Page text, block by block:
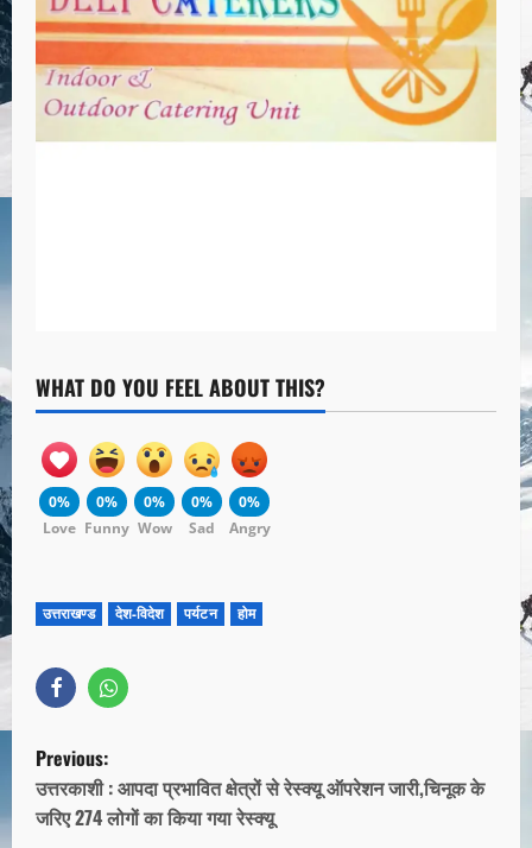
WHAT DO YOU FEEL ABOUT THIS?
0%
Love
0%
Funny
0%
Wow
0%
Sad
0%
Angry
उत्तराखण्ड देश-विदेश पर्यटन होम
Previous:
उत्तरकाशी : आपदा प्रभावित क्षेत्रों से रेस्क्यू ऑपरेशन जारी,चिनूक के
जरिए 274 लोगों का किया गया रेस्क्यू